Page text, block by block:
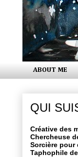
ABOUT ME
QUI
Créative des
Chercheuse
Sorcière pour
Taphophile